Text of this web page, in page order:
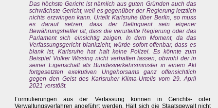
Das höchste Gericht ist nämlich aus guten Gründen auch das
schwächste Gericht, weil es gegenüber der Regierung letztlich
nichts erzwingen kann. Urteilt Karlsruhe über Berlin, so muss
es darauf setzen, dass der Delinquent sein eigener
Bewährungshelfer ist, dass die verurteilte Regierung oder das
Parlament sich einsichtig zeigen. In dem Moment, da das
Verfassungsgericht blankzieht, würde sofort offenbar, dass es
blank ist, Karlsruhe hat halt keine Polizei. Es könnte zum
Beispiel Volker Wissing nicht verhaften lassen, obwohl der in
seiner Eigenschaft als Bundesverkehrsminister in einem Akt
fortgesetzten exekutiven Ungehorsams ganz offensichtlich
gegen den Geist des Karlsruher Klima-Urteils vom 29. April
2021 verstößt.
Formulierungen aus der Verfassung können in Gerichts- oder
Verwaltungsverfahren angeführt werden. Hält sich die Staatsgewalt nicht